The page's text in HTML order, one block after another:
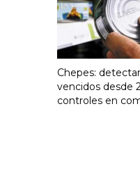
Chepes:
vencidos desde
controles en